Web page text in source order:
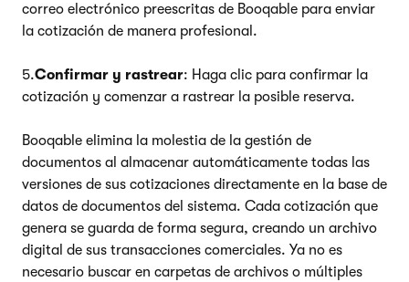
correo electrónico preescritas de Booqable para enviar
la cotización de manera profesional.
5.Confirmar y rastrear: Haga clic para confirmar la
cotización y comenzar a rastrear la posible reserva.
Booqable elimina la molestia de la gestión de
documentos al almacenar automáticamente todas las
versiones de sus cotizaciones directamente en la base de
datos de documentos del sistema. Cada cotización que
genera se guarda de forma segura, creando un archivo
digital de sus transacciones comerciales. Ya no es
necesario buscar en carpetas de archivos o múltiples